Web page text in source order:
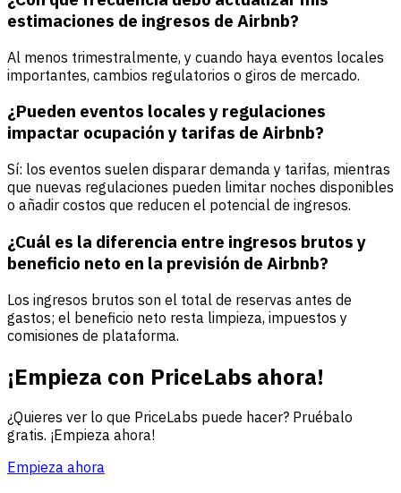
estimaciones de ingresos de Airbnb?
Al menos trimestralmente, y cuando haya eventos locales
importantes, cambios regulatorios o giros de mercado.
¿Pueden eventos locales y regulaciones
impactar ocupación y tarifas de Airbnb?
Sí: los eventos suelen disparar demanda y tarifas, mientras
que nuevas regulaciones pueden limitar noches disponibles
o añadir costos que reducen el potencial de ingresos.
¿Cuál es la diferencia entre ingresos brutos y
beneficio neto en la previsión de Airbnb?
Los ingresos brutos son el total de reservas antes de
gastos; el beneficio neto resta limpieza, impuestos y
comisiones de plataforma.
¡Empieza con PriceLabs ahora!
¿Quieres ver lo que PriceLabs puede hacer? Pruébalo
gratis. ¡Empieza ahora!
Empieza ahora